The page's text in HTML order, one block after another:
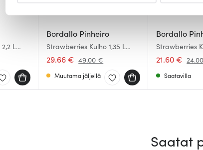
ja kävijämäärämme analysoimiseen. Lisäksi
kumppaneillemme tietoja siitä, miten käytät
L
Bordallo Pinheiro
Strawberries Kulho 1,35 L
Punainen
29.66 € 49.00 €
Muutama jäljellä
Bordallo
Strawberries
Punainen
21.60 €
Saatavilla
Saatat